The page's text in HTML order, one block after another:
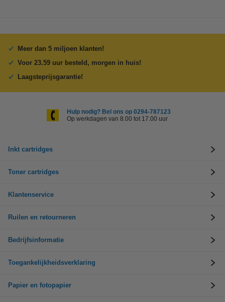
Meer dan 5 miljoen klanten!
Voor 23.59 uur besteld, morgen in huis!
Laagsteprijsgarantie!
Hulp nodig? Bel ons op 0294-787123
Op werkdagen van 8.00 tot 17.00 uur
Inkt cartridges
Toner cartridges
Klantenservice
Ruilen en retourneren
Bedrijfsinformatie
Toegankelijkheidsverklaring
Papier en fotopapier